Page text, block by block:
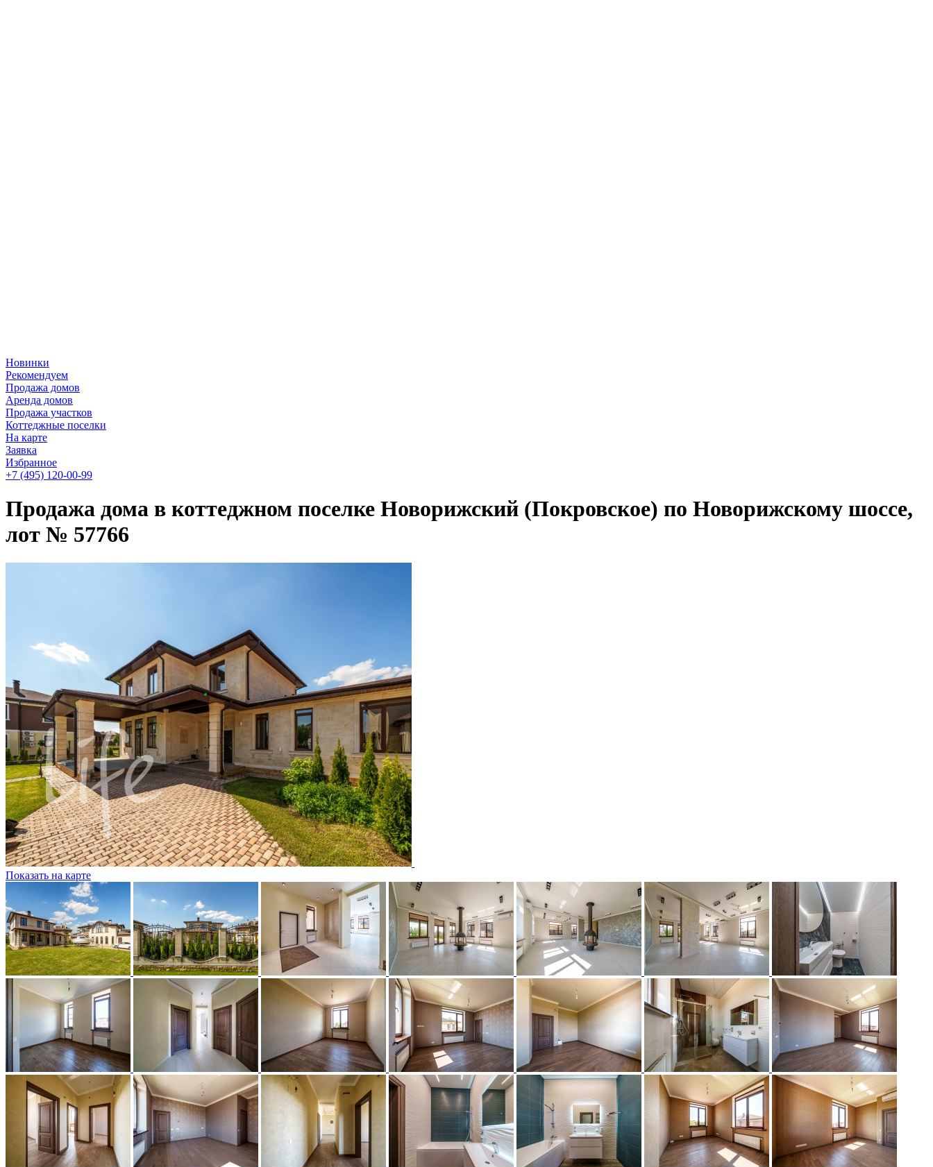
Новинки
Рекомендуем
Продажа домов
Аренда домов
Продажа участков
Коттеджные поселки
На карте
Заявка
Избранное
+7 (495) 120-00-99
Продажа дома в коттеджном поселке Новорижский (Покровское) по Новорижскому шоссе,
лот № 57766
Показать на карте